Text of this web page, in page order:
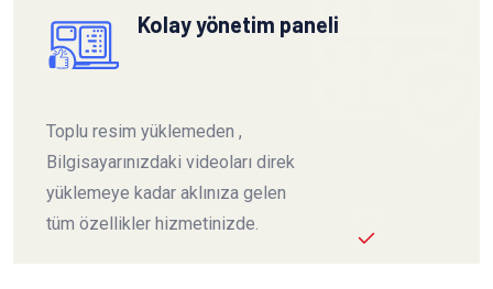
Kolay yönetim paneli
Toplu resim yüklemeden ,
Bilgisayarınızdaki videoları direk
yüklemeye kadar aklınıza gelen
tüm özellikler hizmetinizde.